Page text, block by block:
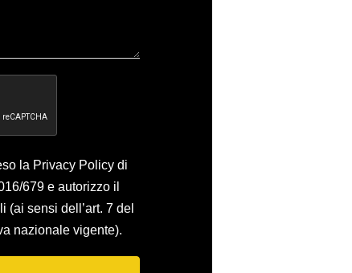
la Privacy Policy di
679 e autorizzo il
(ai sensi dell’art. 7 del
nazionale vigente).